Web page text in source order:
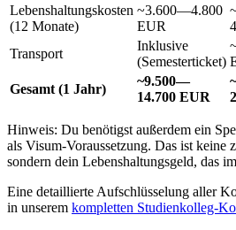
Lebenshaltungskosten
(12 Monate)
~3.600—4.800
EUR
Transport
Inklusive
(Semesterticket)
Gesamt (1 Jahr)
~9.500—
14.700 EUR
Hinweis: Du benötigst außerdem ein
als Visum-Voraussetzung. Das ist keine
sondern dein Lebenshaltungsgeld, das
Eine detaillierte Aufschlüsselung aller
in unserem kompletten Studienkolleg-